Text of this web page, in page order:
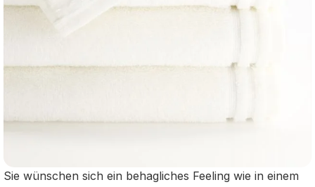
Sie wünschen sich ein behagliches Feeling wie in einem